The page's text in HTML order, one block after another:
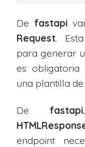
De fastapi
Request.
para generar
es obligatoria
una plantilla de
De
endpoint